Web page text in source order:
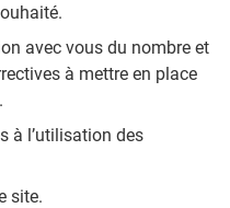
avec vous du nombre et
à mettre en place
à l’utilisation des
site.